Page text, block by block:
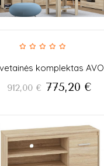
komplektas AVO
912,00 € 775,20 €